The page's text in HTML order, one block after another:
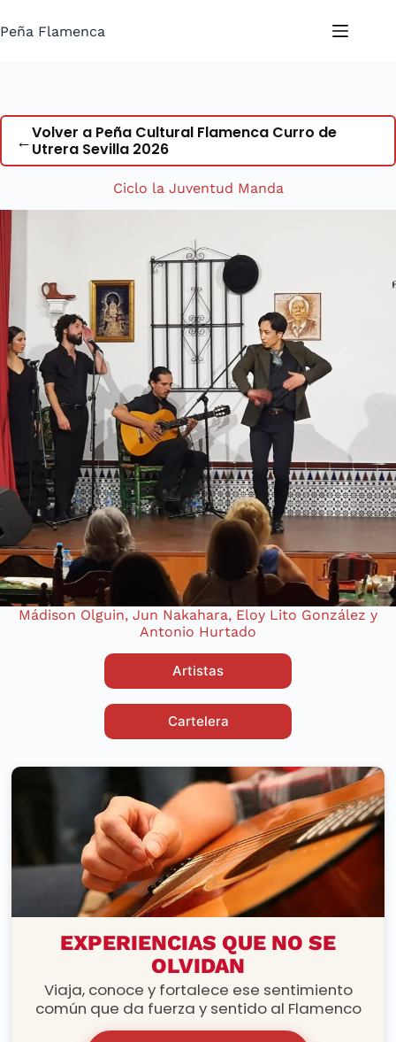
al
Peña Flamenca
←Volver a Peña Cultural Flamenca Curro de
Utrera Sevilla 2026
Ciclo la Juventud Manda
Mádison Olguin, Jun Nakahara, Eloy Lito González y
Antonio Hurtado
Artistas
Cartelera
RUTAS FLAMENCAS
EXPERIENCIAS QUE NO SE
OLVIDAN
Viaja, conoce y fortalece ese sentimiento
común que da fuerza y sentido al Flamenco